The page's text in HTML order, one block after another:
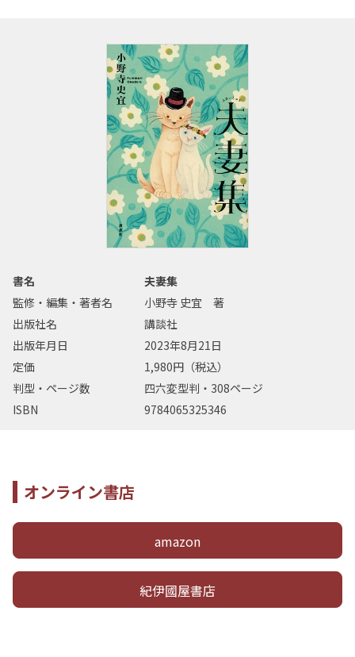
書名
夫妻集
監修・編集・著者名
小野寺 史宜 著
出版社名
講談社
出版年月日
2023年8月21日
定価
1,980円（税込）
判型・ページ数
四六変型判・308ページ
ISBN
9784065325346
オンライン書店
amazon
紀伊國屋書店